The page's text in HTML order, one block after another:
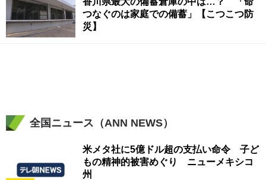
つなぐのは家庭での備蓄」【こつこつ防
災】
全国ニュース（ANN NEWS）
米メタ社に5億ドル超の支払い命令 子ど
もの精神的被害めぐり ニューメキシコ
州